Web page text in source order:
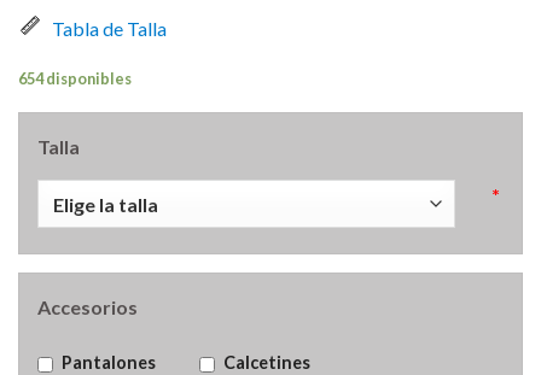
Tabla de Talla
654 disponibles
Talla
*
Accesorios
Pantalones
Calcetines